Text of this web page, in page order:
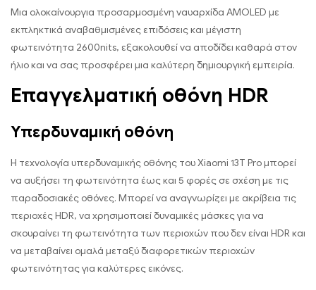
Μια ολοκαίνουργια προσαρμοσμένη ναυαρχίδα AMOLED με
εκπληκτικά αναβαθμισμένες επιδόσεις και μέγιστη
φωτεινότητα 2600nits, εξακολουθεί να αποδίδει καθαρά στον
ήλιο και να σας προσφέρει μια καλύτερη δημιουργική εμπειρία.
Επαγγελματική οθόνη HDR
Υπερδυναμική οθόνη
Η τεχνολογία υπερδυναμικής οθόνης του Xiaomi 13T Pro μπορεί
να αυξήσει τη φωτεινότητα έως και 5 φορές σε σχέση με τις
παραδοσιακές οθόνες. Μπορεί να αναγνωρίζει με ακρίβεια τις
περιοχές HDR, να χρησιμοποιεί δυναμικές μάσκες για να
σκουραίνει τη φωτεινότητα των περιοχών που δεν είναι HDR και
να μεταβαίνει ομαλά μεταξύ διαφορετικών περιοχών
φωτεινότητας για καλύτερες εικόνες.